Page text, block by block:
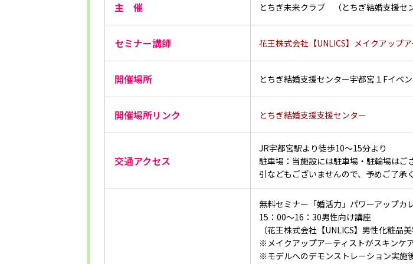
主 催 とちぎ未来クラブ （とちぎ結婚支援セン
セミナー講師 花王株式会社【UNLICS】メイクアップ
開催場所 とちぎ結婚支援センター宇都宮１Fイベ
開催場所リンク とちぎ結婚支援支援センター
交通アクセス
JR宇都宮駅より徒歩10～15分より
駐車場：当施設には駐車場・駐輪場はご
引などもございませんので、予めご了承
無料セミナー「婚活力」パワーアップカ
15：00～16：30男性向け講座
（花王株式会社【UNLICS】男性化粧品美
※メイクアップアーティストがスキンケ
※モデルへのデモンストレーション実施